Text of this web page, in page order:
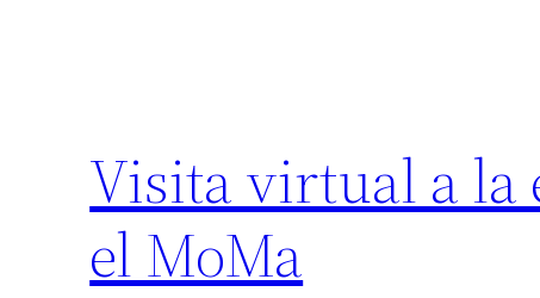
Visita virtual a la
el MoMa